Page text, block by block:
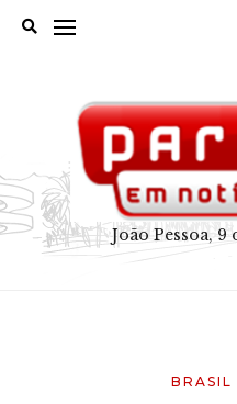
João Pessoa, 9
BRASIL